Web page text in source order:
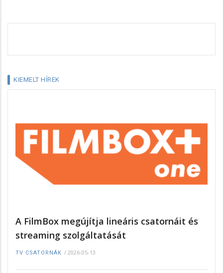
KIEMELT HÍREK
A FilmBox megújítja lineáris csatornáit és
streaming szolgáltatását
TV CSATORNÁK / 2026-05-13